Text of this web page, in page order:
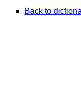
Back to